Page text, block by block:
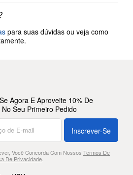
para suas dúvidas ou veja como
Agora E Aproveite 10% De
Seu Primeiro Pedido
Inscrever-Se
Você Concorda Com Nossos Termos De
De Privacidade.